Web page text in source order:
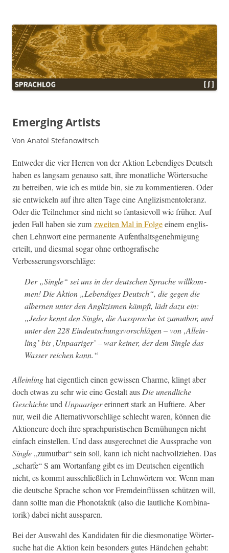
Emerging Artists
Von Anatol Stefanowitsch
Entwed­er die vier Her­ren von der Aktion Lebendi­ges Deutsch
haben es langsam genau­so satt, ihre monatliche Wörter­suche
zu betreiben, wie ich es müde bin, sie zu kom­men­tieren. Oder
sie entwick­eln auf ihre alten Tage eine Anglizis­men­tol­er­anz.
Oder die Teil­nehmer sind nicht so fan­tasievoll wie früher. Auf
jeden Fall haben sie zum zweit­en Mal in Folgeeinem englis­
chen Lehn­wort eine per­ma­nente Aufen­thalts­genehmi­gung
erteilt, und dies­mal sog­ar ohne orthografis­che
Verbesserungsvorschläge:
Der „Sin­gle“ sei uns in der deutschen Sprache willkom­
men! Die Aktion „Lebendi­ges Deutsch“, die gegen die
alber­nen unter den Anglizis­men kämpft, lädt dazu ein:
„Jed­er ken­nt den Sin­gle, die Aussprache ist zumut­bar, und
unter den 228 Ein­deutschungsvorschlä­gen – von ‚Allein­
ling’ bis ‚Unpaariger’ – war kein­er, der dem Sin­gle das
Wass­er reichen kann.“
Allein­linghat eigentlich einen gewis­sen Charme, klingt aber
doch etwas zu sehr wie eine Gestalt aus Die unendliche
Geschichteund Unpaarigererin­nert stark an Huftiere. Aber
nur, weil die Alter­na­tivvorschläge schlecht waren, kön­nen die
Aktioneure doch ihre sprach­puris­tis­chen Bemühun­gen nicht
ein­fach ein­stellen. Und dass aus­gerech­net die Aussprache von
Sin­gle„zumut­bar“ sein soll, kann ich nicht nachvol­lziehen. Das
„scharfe“ S am Wor­tan­fang gibt es im Deutschen eigentlich
nicht, es kommt auss­chließlich in Lehn­wörtern vor. Wenn man
die deutsche Sprache schon vor Fremde­in­flüssen schützen will,
dann sollte man die Phono­tak­tik (also die laut­liche Kom­bi­na­
torik) dabei nicht aussparen.
Bei der Auswahl des Kan­di­dat­en für die dies­monatige Wörter­
suche hat die Aktion kein beson­ders gutes Händ­chen gehabt: